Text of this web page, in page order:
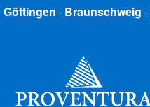
Göttingen · Braunschweig ·